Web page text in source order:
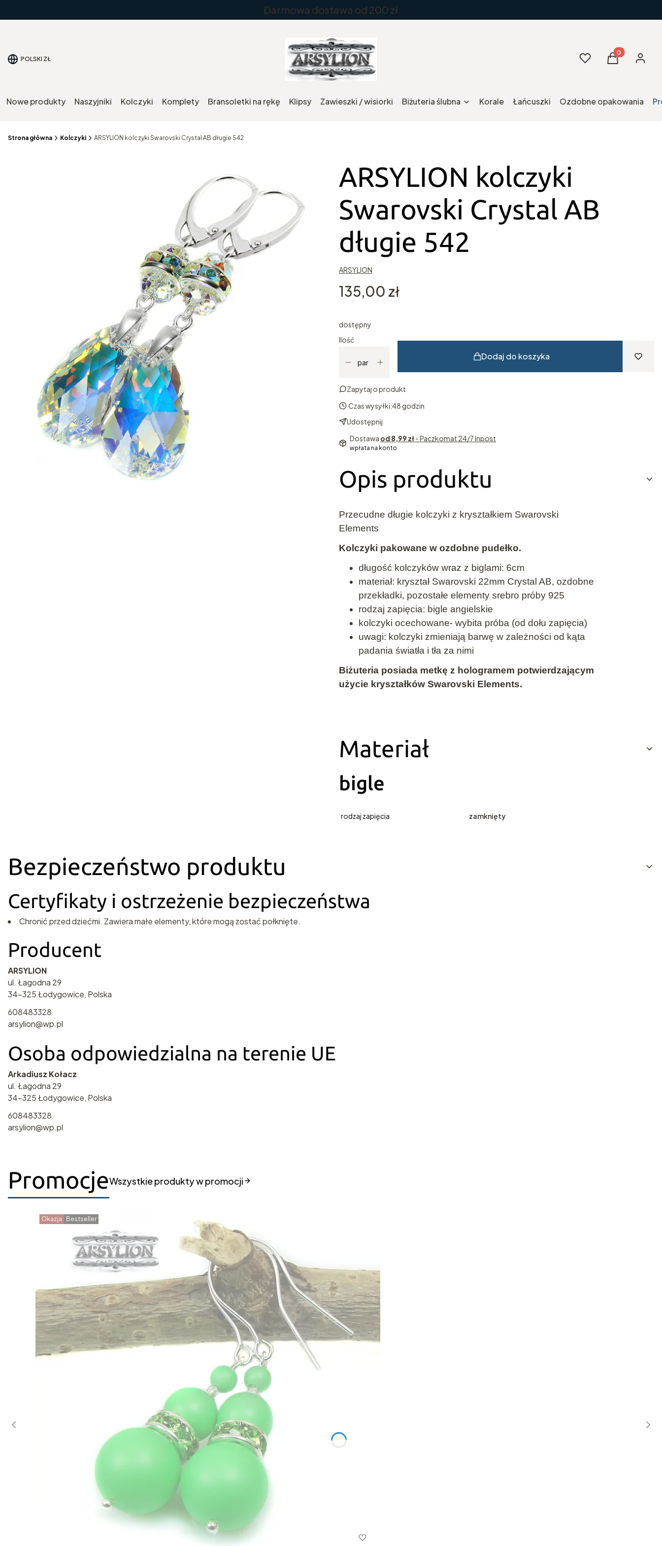
Darmowa dostawa od 200 zł
POLSKI ZŁ UlubioneProdukty w
Koszyk
Nowe produkty Naszyjniki Kolczyki Komplety Bransoletki na rękę Klipsy Zawieszki / wisiorki Biżuteria ślubna Korale Łańcuszki Ozdobne opakowania
Strona główna Kolczyki ARSYLION kolczyki Swarovski Crystal AB długie 542
ARSYLION kolczyki
Swarovski Crystal AB
długie 542
ARSYLION
Cena
135,00 zł
dostępny
Ilość
par
Dodaj do koszyka
Zapytaj o produkt
Czas wysyłki:48 godzin
Udostępnij
Dostawa od 8,99 zł- Paczkomat 24/7 Inpost
wpłata na konto
Opis produktu
Przecudne długie kolczyki z kryształkiem Swarovski
Elements
Kolczyki pakowane w ozdobne pudełko.
długość kolczyków wraz z biglami: 6cm
materiał: kryształ Swarovski 22mm Crystal AB, ozdobne
przekładki, pozostałe elementy srebro próby 925
rodzaj zapięcia: bigle angielskie
kolczyki ocechowane- wybita próba (od dołu zapięcia)
uwagi: kolczyki zmieniają barwę w zależności od kąta
padania światła i tła za nimi
Biżuteria posiada metkę z hologramem potwierdzającym
użycie kryształków Swarovski Elements.
Materiał
bigle
rodzaj zapięcia zamknięty
Bezpieczeństwo produktu
Certyfikaty i ostrzeżenie bezpieczeństwa
Chronić przed dziećmi. Zawiera małe elementy, które mogą zostać połknięte.
Producent
ARSYLION
ul. Łagodna 29
34-325 Łodygowice, Polska
608483328
arsylion@wp.pl
Osoba odpowiedzialna na terenie UE
Arkadiusz Kołacz
ul. Łagodna 29
34-325 Łodygowice, Polska
608483328
arsylion@wp.pl
PromocjeWszystkie produkty w promocji
Okazja Bestseller